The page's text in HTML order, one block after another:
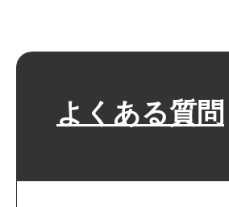
よくある質問